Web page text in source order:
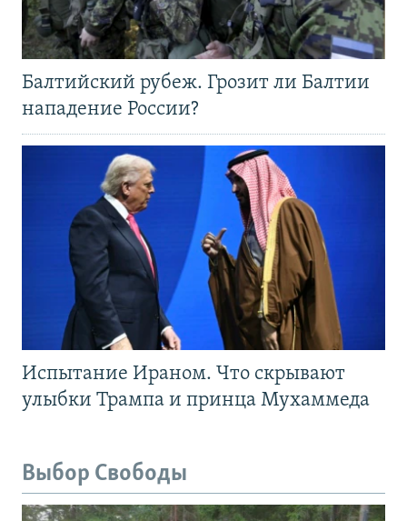
Балтийский рубеж. Грозит ли Балтии
нападение России?
Испытание Ираном. Что скрывают
улыбки Трампа и принца Мухаммеда
Выбор Свободы